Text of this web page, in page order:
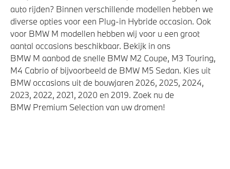
auto rijden? Binnen verschillende modellen hebben we
diverse opties voor een Plug-in Hybride occasion. Ook
voor BMW M modellen hebben wij voor u een groot
aantal occasions beschikbaar. Bekijk in ons
BMW M aanbod de snelle BMW M2 Coupe, M3 Touring,
M4 Cabrio of bijvoorbeeld de BMW M5 Sedan. Kies uit
BMW occasions uit de bouwjaren 2026, 2025, 2024,
2023, 2022, 2021, 2020 en 2019. Zoek nu de
BMW Premium Selection van uw dromen!